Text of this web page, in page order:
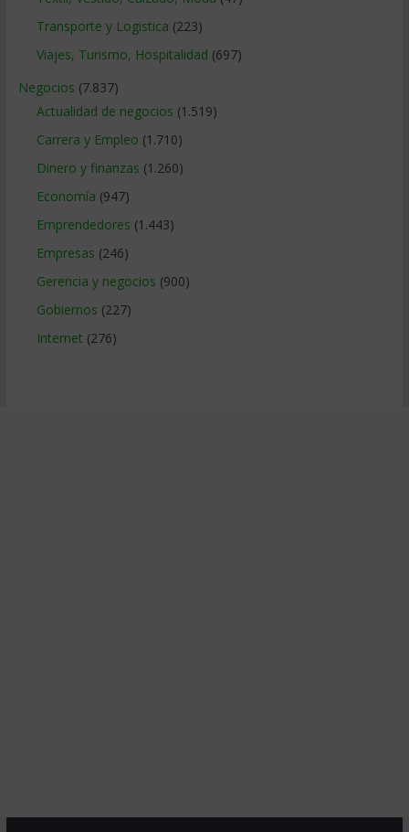
Transporte y Logistica (223)
Viajes, Turismo, Hospitalidad (697)
Negocios (7.837)
Actualidad de negocios (1.519)
Carrera y Empleo (1.710)
Dinero y finanzas (1.260)
Economía (947)
Emprendedores (1.443)
Empresas (246)
Gerencia y negocios (900)
Gobiernos (227)
Internet (276)